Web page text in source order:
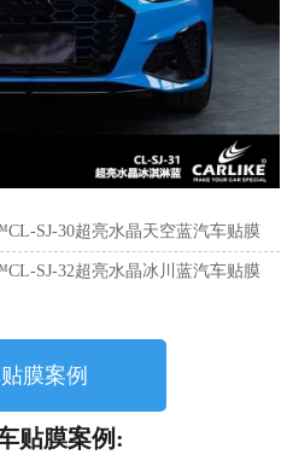
SJ-30超亮水晶天空蓝汽车贴膜
SJ-32超亮水晶冰川蓝汽车贴膜
膜案例
贴膜案例: